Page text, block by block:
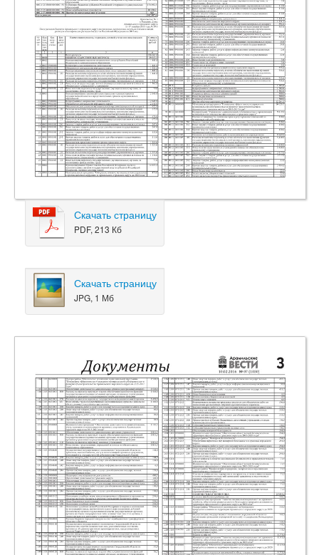
Скачать страницу
PDF, 213 Кб
Скачать страницу
JPG, 1 Мб